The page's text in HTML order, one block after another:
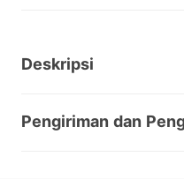
Deskripsi
Pengiriman dan